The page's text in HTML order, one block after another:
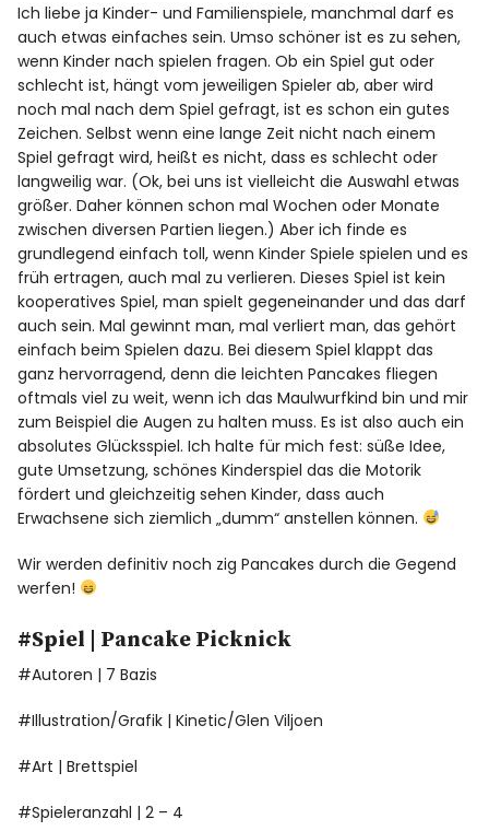
Ich liebe ja Kinder- und Familienspiele, manchmal darf es
auch etwas einfaches sein. Umso schöner ist es zu sehen,
wenn Kinder nach spielen fragen. Ob ein Spiel gut oder
schlecht ist, hängt vom jeweiligen Spieler ab, aber wird
noch mal nach dem Spiel gefragt, ist es schon ein gutes
Zeichen. Selbst wenn eine lange Zeit nicht nach einem
Spiel gefragt wird, heißt es nicht, dass es schlecht oder
langweilig war. (Ok, bei uns ist vielleicht die Auswahl etwas
größer. Daher können schon mal Wochen oder Monate
zwischen diversen Partien liegen.) Aber ich finde es
grundlegend einfach toll, wenn Kinder Spiele spielen und es
früh ertragen, auch mal zu verlieren. Dieses Spiel ist kein
kooperatives Spiel, man spielt gegeneinander und das darf
auch sein. Mal gewinnt man, mal verliert man, das gehört
einfach beim Spielen dazu. Bei diesem Spiel klappt das
ganz hervorragend, denn die leichten Pancakes fliegen
oftmals viel zu weit, wenn ich das Maulwurfkind bin und mir
zum Beispiel die Augen zu halten muss. Es ist also auch ein
absolutes Glücksspiel. Ich halte für mich fest: süße Idee,
gute Umsetzung, schönes Kinderspiel das die Motorik
fördert und gleichzeitig sehen Kinder, dass auch
Erwachsene sich ziemlich „dumm“ anstellen können.
Wir werden definitiv noch zig Pancakes durch die Gegend
werfen!
#Spiel | Pancake Picknick
#Autoren | 7 Bazis
#Illustration/Grafik | Kinetic/Glen Viljoen
#Art | Brettspiel
#Spieleranzahl | 2 – 4